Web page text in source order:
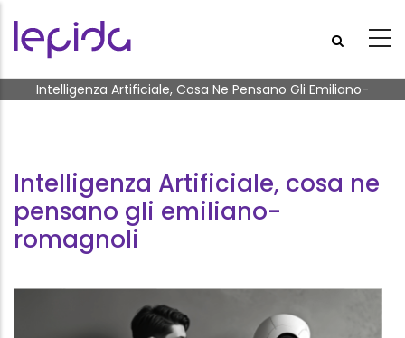
Briciole di pane
Intelligenza Artificiale, Cosa Ne Pensano Gli Emiliano-
Intelligenza Artificiale, cosa ne
pensano gli emiliano-
romagnoli